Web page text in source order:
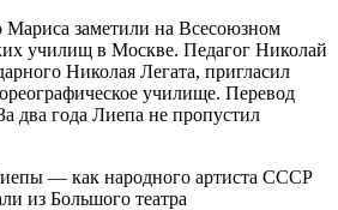
Мариса заметили на Всесоюзном
училищ в Москве. Педагог Николай
Николая Легата, пригласил
училище. Перевод
два года Лиепа не пропустил